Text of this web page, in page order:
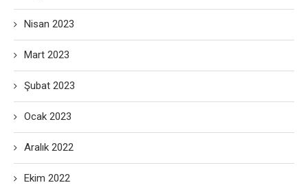
Nisan 2023
Mart 2023
Şubat 2023
Ocak 2023
Aralık 2022
Ekim 2022